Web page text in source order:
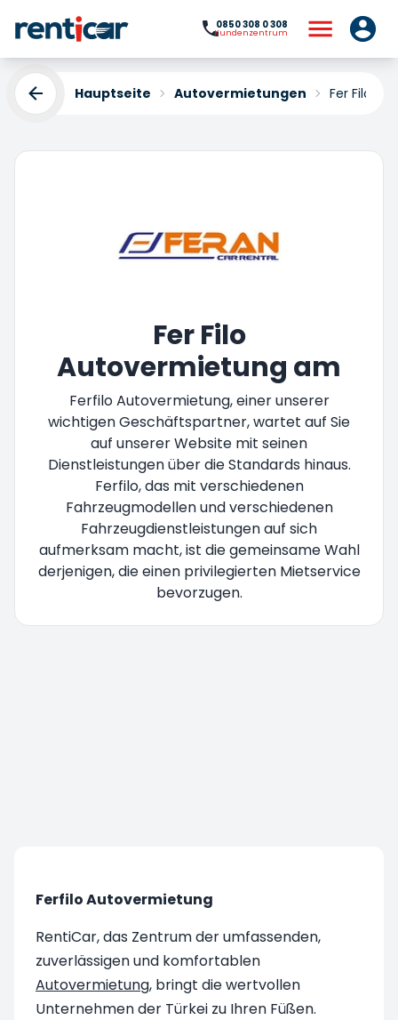
0850 308 0 308
Kundenzentrum
Hauptseite Autovermietungen Fer Filo
Fer Filo
Autovermietung am
Ferfilo Autovermietung, einer unserer
wichtigen Geschäftspartner, wartet auf Sie
auf unserer Website mit seinen
Dienstleistungen über die Standards hinaus.
Ferfilo, das mit verschiedenen
Fahrzeugmodellen und verschiedenen
Fahrzeugdienstleistungen auf sich
aufmerksam macht, ist die gemeinsame Wahl
derjenigen, die einen privilegierten Mietservice
bevorzugen.
Ferfilo Autovermietung
RentiCar, das Zentrum der umfassenden,
zuverlässigen und komfortablen
Autovermietung, bringt die wertvollen
Unternehmen der Türkei zu Ihren Füßen.